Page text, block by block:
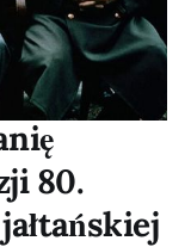
80.